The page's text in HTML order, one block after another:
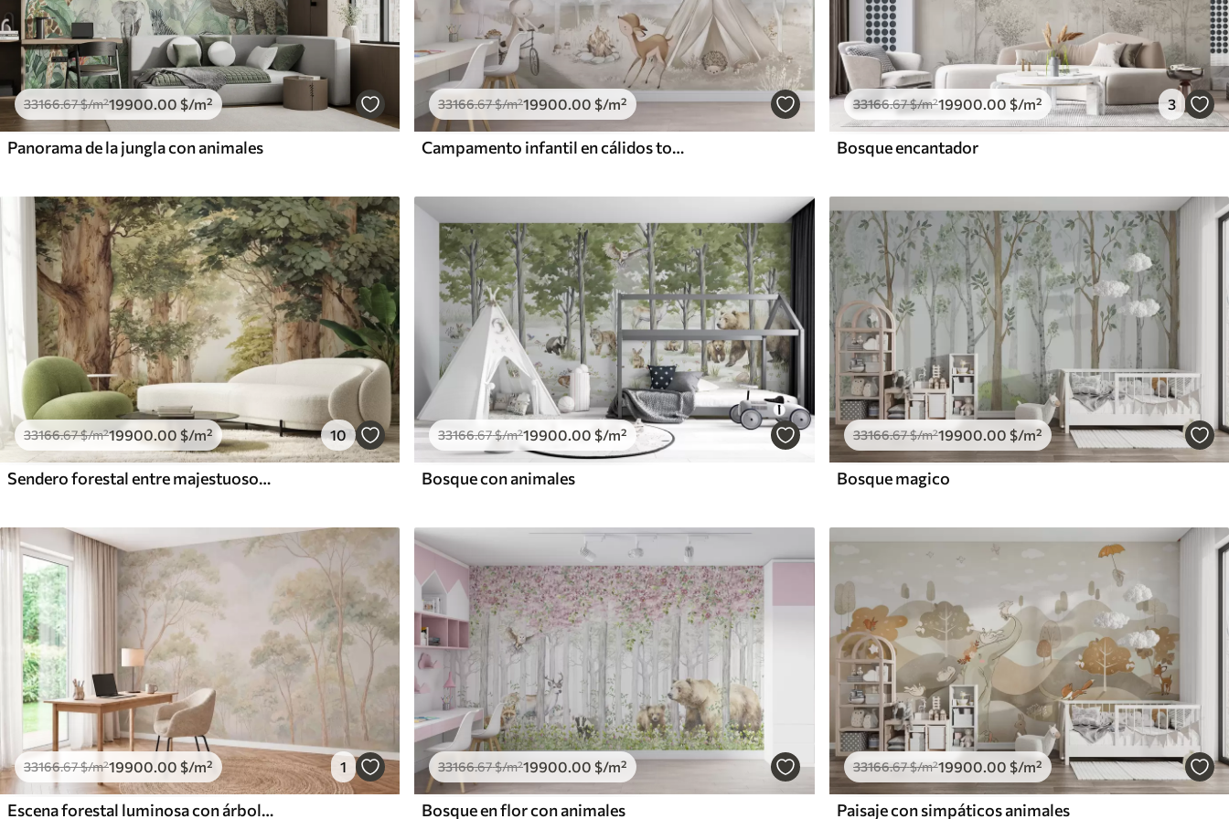
33166.67$/m²19900.00 $/m²
Panorama de la jungla con animales
33166.67$/m²19900 .00 $/m²
Campamento infantil en cálidos tonos beige, con tienda de campaña y animales del bosque
33166.67$/m²19900 .00 $/m² 3
Bosque encantador
33166.67$/m²19900.00 $/m² 10
Sendero forestal entre majestuosos árboles en estilo acuarela
33166.67$/m²19900.00 $/m²
Bosque con animales
33166.67$/m²19900.00 $/m²
Bosque magico
33166.67$/m²19900 .00 $/m² 1
Escena forestal luminosa con árboles altos
33166.67$/m²19900 .00 $/m²
Bosque en flor con animales
33166.67$/m²19900 .00 $/m²
Paisaje con simpáticos animales